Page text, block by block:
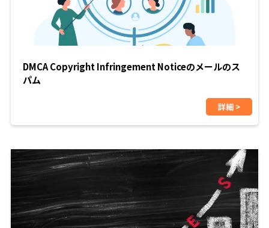
DMCA Copyright Infringement Noticeのメールのス
パム
詳細 >